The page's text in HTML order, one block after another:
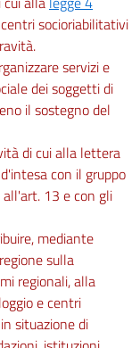
socioriabilitativi
servizi e
dei soggetti di
il sostegno del
di cui alla lettera
con il gruppo
13 e con gli
mediante
sulla
regionali, alla
e centri
situazione di